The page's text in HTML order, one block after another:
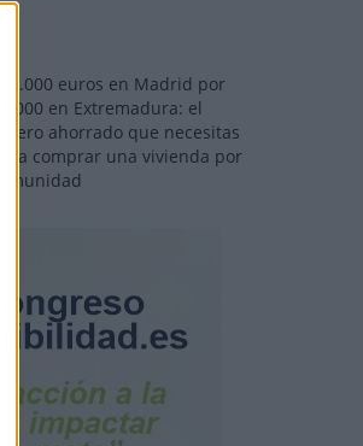
110.000 euros en Madrid por
31.000 en Extremadura: el
dinero ahorrado que necesitas
para comprar una vivienda por
comunidad